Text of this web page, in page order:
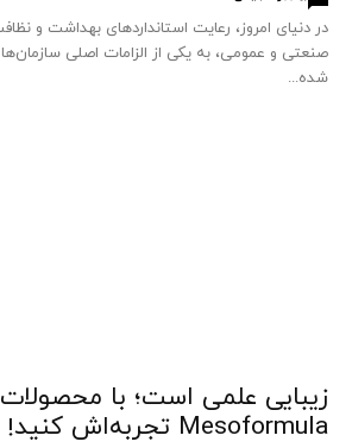
در دنیای امروز، رعایت استانداردهای بهداشت و
صنعتی و عمومی، به یکی از الزامات اصلی
شده...
زیبایی علمی است؛ با محصولات
Mesoformula تجربه‌اش کنید!